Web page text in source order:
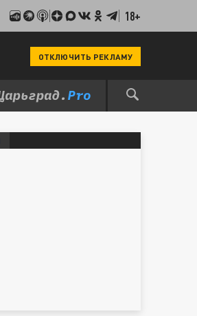
18+
ОТКЛЮЧИТЬ РЕКЛАМУ